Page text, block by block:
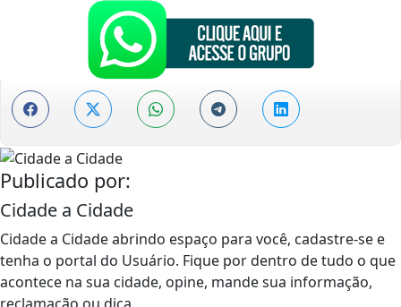
Publicado por:
Cidade a Cidade
Cidade a Cidade abrindo espaço para você, cadastre-se e
tenha o portal do Usuário. Fique por dentro de tudo o que
acontece na sua cidade, opine, mande sua informação,